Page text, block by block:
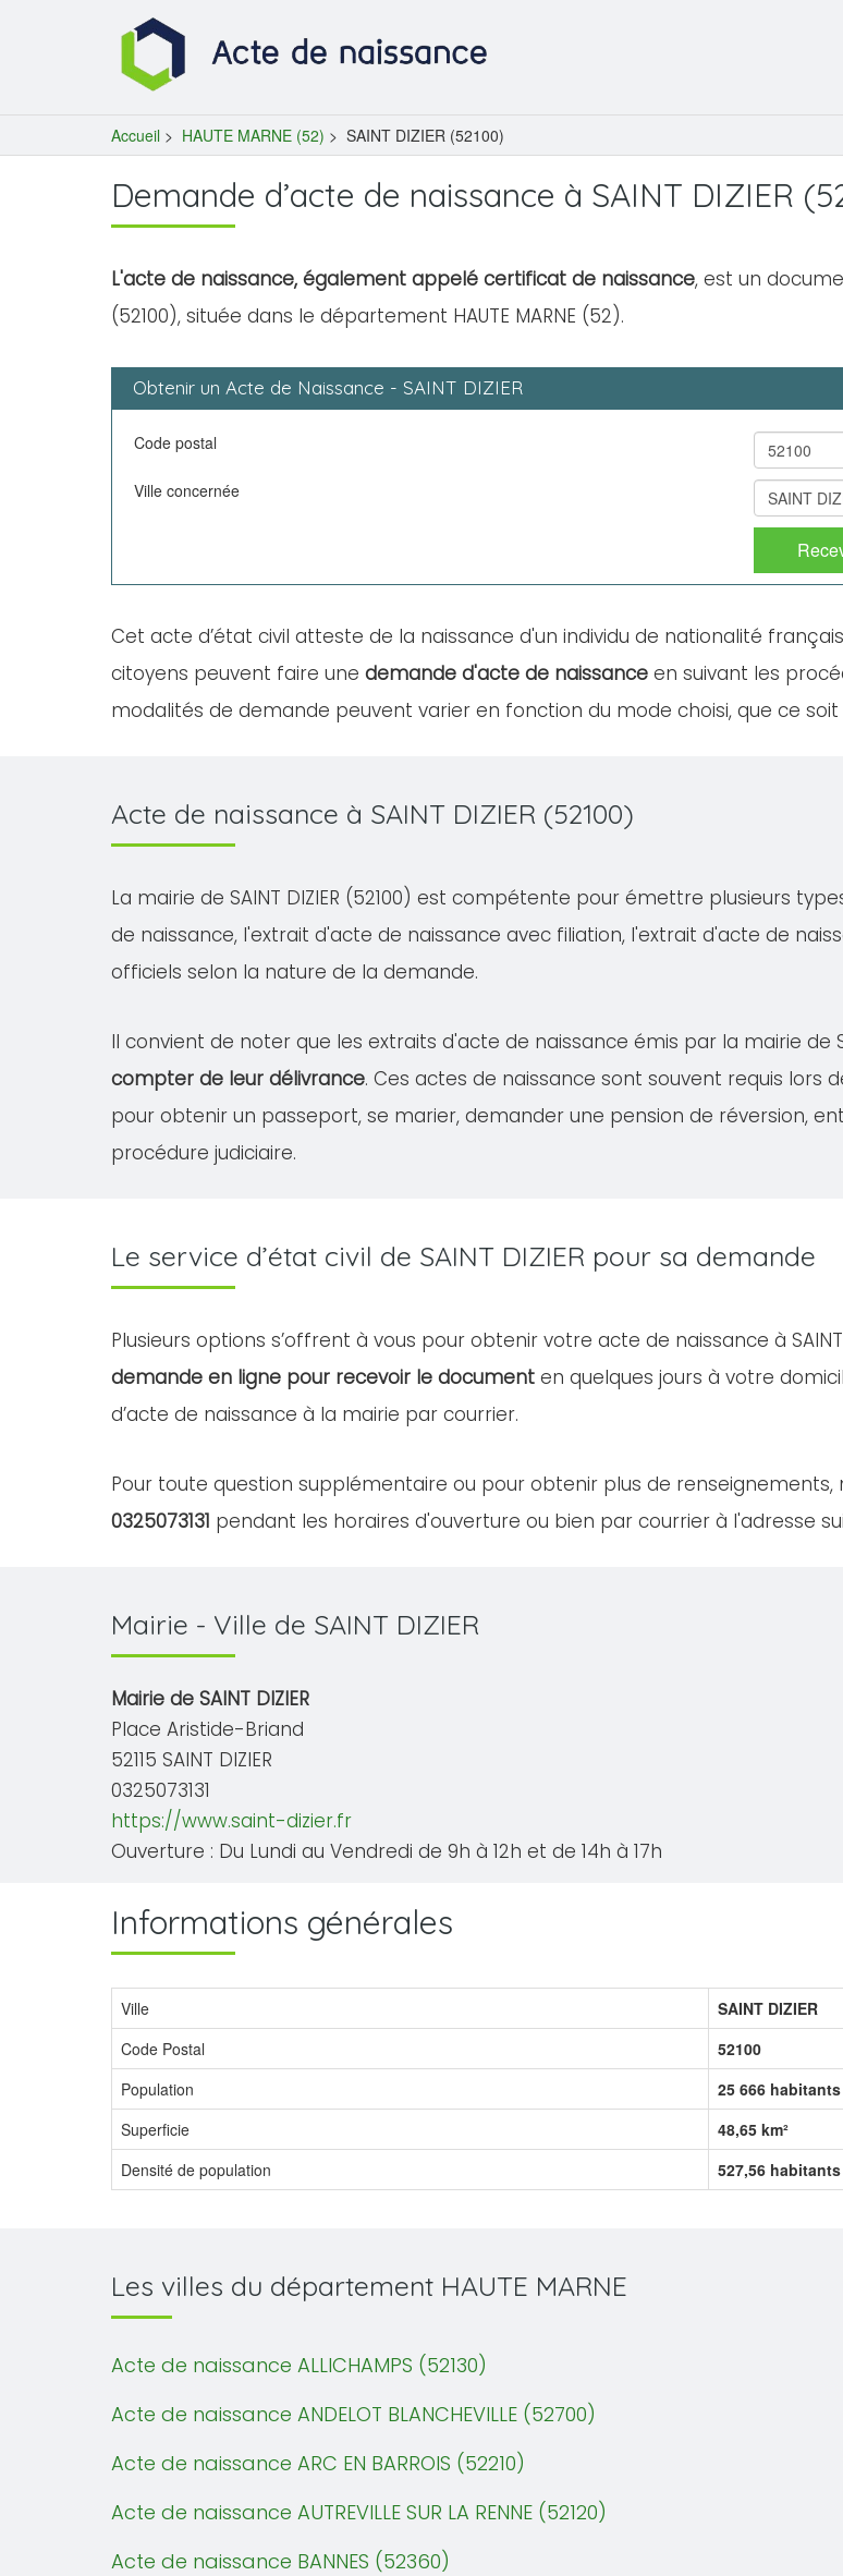
Accueil > HAUTE MARNE (52) > SAINT DIZIER (52100)
Demande d’acte de naissance à SAINT DIZIER
L'acte de naissance, également appelé certificat de naissance, est un
(52100), située dans le département HAUTE MARNE (52).
Obtenir un Acte de Naissance - SAINT DIZIER
Code postal
Ville concernée
Cet acte d’état civil atteste de la naissance d'un individu de nationalité
citoyens peuvent faire une demande d'acte de naissance en suivant les
modalités de demande peuvent varier en fonction du mode choisi, que ce
Acte de naissance à SAINT DIZIER (52100)
La mairie de SAINT DIZIER (52100) est compétente pour émettre plusieurs
de naissance, l'extrait d'acte de naissance avec filiation, l'extrait d'acte de
officiels selon la nature de la demande.
Il convient de noter que les extraits d'acte de naissance émis par la mairie de
compter de leur délivrance. Ces actes de naissance sont souvent requis
pour obtenir un passeport, se marier, demander une pension de réversion,
procédure judiciaire.
Le service d’état civil de SAINT DIZIER pour sa demande
Plusieurs options s’offrent à vous pour obtenir votre acte de naissance à
demande en ligne pour recevoir le document en quelques jours à votre
d’acte de naissance à la mairie par courrier.
Pour toute question supplémentaire ou pour obtenir plus de renseignements,
0325073131 pendant les horaires d'ouverture ou bien par courrier à l'adresse
Mairie - Ville de SAINT DIZIER
Mairie de SAINT DIZIER
Place Aristide-Briand
52115 SAINT DIZIER
0325073131
https://www.saint-dizier.fr
Ouverture : Du Lundi au Vendredi de 9h à 12h et de 14h à 17h
Informations générales
Ville
SAINT DIZIER
Code Postal
52100
Population
25 666 habitants
Superficie
48,65 km²
Densité de population
527,56 habitants
Les villes du département HAUTE MARNE
Acte de naissance ALLICHAMPS (52130)
Acte de naissance ANDELOT BLANCHEVILLE (52700)
Acte de naissance ARC EN BARROIS (52210)
Acte de naissance AUTREVILLE SUR LA RENNE (52120)
Acte de naissance BANNES (52360)